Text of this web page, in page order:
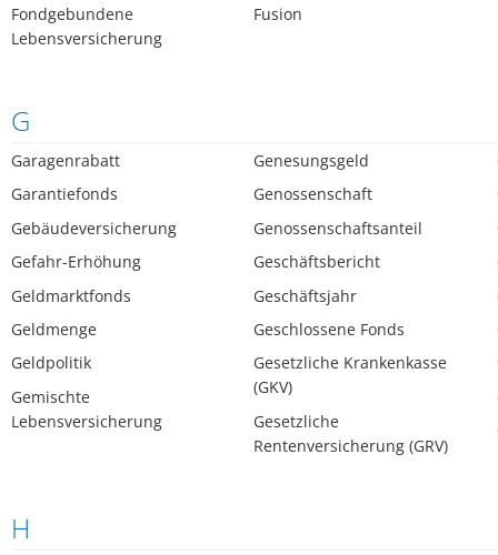
Fondgebundene
Lebensversicherung
Fusion
G
Garagenrabatt
Garantiefonds
Gebäudeversicherung
Gefahr-Erhöhung
Geldmarktfonds
Geldmenge
Geldpolitik
Gemischte
Lebensversicherung
Genesungsgeld
Genossenschaft
Genossenschaftsanteil
Geschäftsbericht
Geschäftsjahr
Geschlossene Fonds
Gesetzliche Krankenkasse
(GKV)
Gesetzliche
Rentenversicherung (GRV)
H